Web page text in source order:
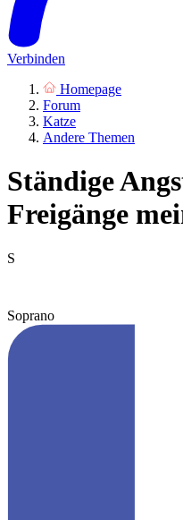
Verbinden
Homepage
Forum
Katze
Andere Themen
Ständige
Freigänge
S
Soprano